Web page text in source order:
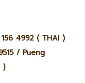
4992 ( THAI )
/ Pueng
)